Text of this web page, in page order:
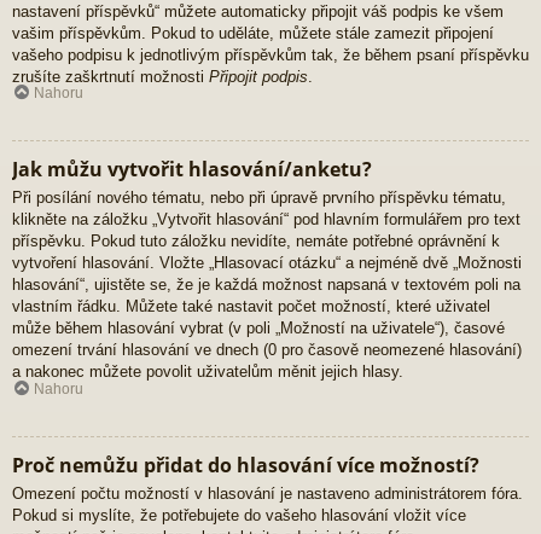
nastavení příspěvků“ můžete automaticky připojit váš podpis ke všem
vašim příspěvkům. Pokud to uděláte, můžete stále zamezit připojení
vašeho podpisu k jednotlivým příspěvkům tak, že během psaní příspěvku
zrušíte zaškrtnutí možnosti Připojit podpis
Nahoru
Jak můžu vytvořit hlasování/anketu?
Při posílání nového tématu, nebo při úpravě prvního příspěvku tématu,
klikněte na záložku „Vytvořit hlasování“ pod hlavním formulářem pro text
příspěvku. Pokud tuto záložku nevidíte, nemáte potřebné oprávnění k
vytvoření hlasování. Vložte „Hlasovací otázku“ a nejméně dvě „Možnosti
hlasování“, ujistěte se, že je každá možnost napsaná v textovém poli na
vlastním řádku. Můžete také nastavit počet možností, které uživatel
může během hlasování vybrat (v poli „Možností na uživatele“), časové
omezení trvání hlasování ve dnech (0 pro časově neomezené hlasování)
a nakonec můžete povolit uživatelům měnit jejich hlasy.
Nahoru
Proč nemůžu přidat do hlasování více možností?
Omezení počtu možností v hlasování je nastaveno administrátorem fóra.
Pokud si myslíte, že potřebujete do vašeho hlasování vložit více